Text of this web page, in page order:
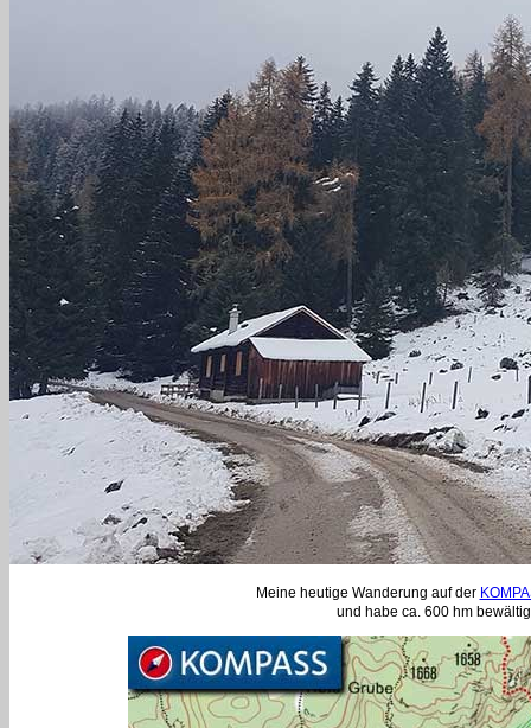
Meine heutige Wanderung auf der
und habe ca. 600 hm